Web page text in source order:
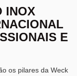
INOX
E
os pilares da Weck